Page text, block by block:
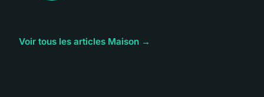
Voir tous les articles Maison →